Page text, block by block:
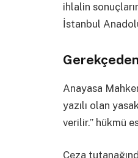
ihlalin
İstanbul
Gerekçeden
Anayasa
yazılı olan
verilir.” hükmü
Ceza